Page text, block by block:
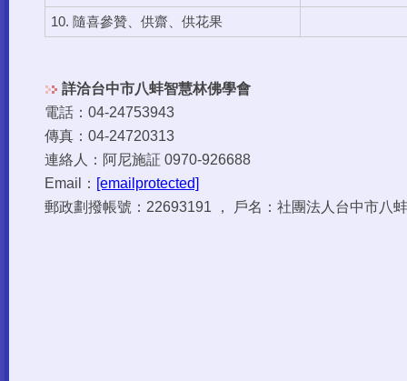
10. 隨喜參贊、供齋、供花果
詳洽台中市八蚌智慧林佛學會
電話：04-24753943
傳真：04-24720313
連絡人：阿尼施証 0970-926688
Email： [emailprotected]
郵政劃撥帳號：22693191 ， 戶名：社團法人台中市八